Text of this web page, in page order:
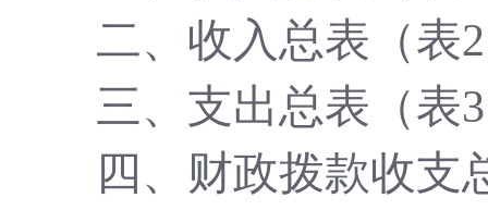
二、收入总表（表
三、支出总表（表
四、财政拨款收支